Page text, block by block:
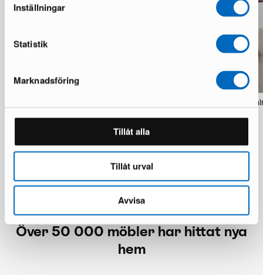
Inställningar
Statistik
Marknadsföring
Tillåt alla
Tillåt urval
Avvisa
Peyra matbord 200 cm
Över 50 000 möbler har hittat nya
hem